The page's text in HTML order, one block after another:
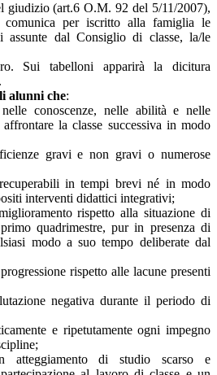
giudizio (art.6 O.M. 92 del 5/11/2007),
per iscritto alla famiglia le
assunte dal Consiglio di classe, la/le
Sui tabelloni apparirà la dicitura
alunni che:
conoscenze, nelle abilità e nelle
affrontare la classe successiva in modo
gravi e non gravi o numerose
in tempi brevi né in modo
interventi didattici integrativi;
rispetto alla situazione di
quadrimestre, pur in presenza di
modo a suo tempo deliberate dal
rispetto alle lacune presenti
negativa durante il periodo di
e ripetutamente ogni impegno
atteggiamento di studio scarso e